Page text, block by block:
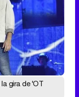
gira de 'OT